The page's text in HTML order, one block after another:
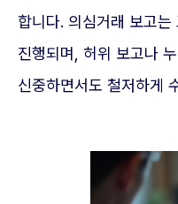
합니다. 의심거래 보고는
진행되며, 허위 보고나
신중하면서도 철저하게